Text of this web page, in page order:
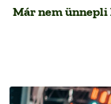
Már nem ünnepli